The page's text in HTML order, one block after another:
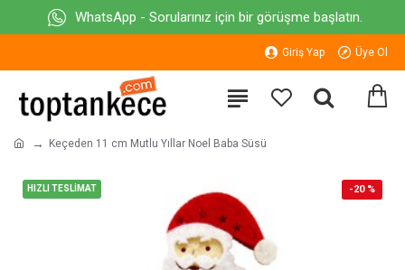
WhatsApp - Sorularınız için bir görüşme başlatın.
Giriş Yap Üye Ol
Keçeden 11 cm Mutlu Yıllar Noel Baba Süsü
HIZLI TESLİMAT -20 %